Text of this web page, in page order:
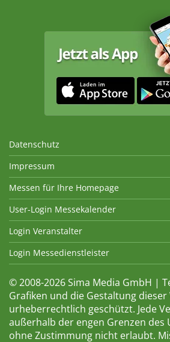
Datenschutz
Impressum
Messen für Ihre Homepage
User-Login Messekalender
Login Veranstalter
Login Messedienstleister
© 2008-2026 Sima Media GmbH |
Grafiken und die Gestaltung dieser
urheberrechtlich geschützt. Jede
außerhalb der engen Grenzen des
ohne Zustimmung nicht erlaubt.